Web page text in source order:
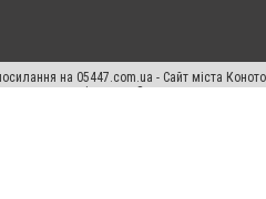
на 05447.com.ua - Сайт міста
прав переслідується Законом.